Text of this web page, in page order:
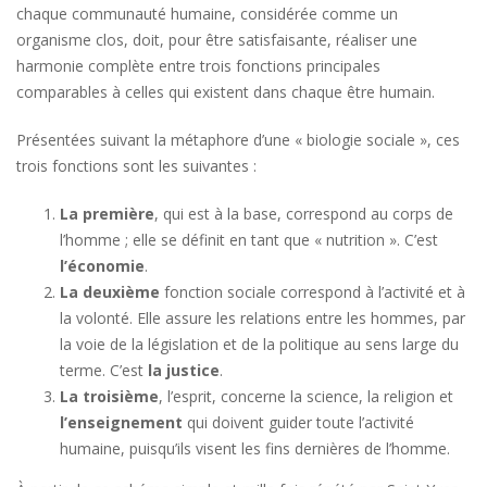
chaque communauté humaine, considérée comme un
organisme clos, doit, pour être satisfaisante, réaliser une
harmonie complète entre trois fonctions principales
comparables à celles qui existent dans chaque être humain.
Présentées suivant la métaphore d’une « biologie sociale », ces
trois fonctions sont les suivantes :
La première, qui est à la base, correspond au corps de
l’homme ; elle se définit en tant que « nutrition ». C’est
l’économie.
La deuxième fonction sociale correspond à l’activité et à
la volonté. Elle assure les relations entre les hommes, par
la voie de la législation et de la politique au sens large du
terme. C’est la justice.
La troisième, l’esprit, concerne la science, la religion et
l’enseignement qui doivent guider toute l’activité
humaine, puisqu’ils visent les fins dernières de l’homme.